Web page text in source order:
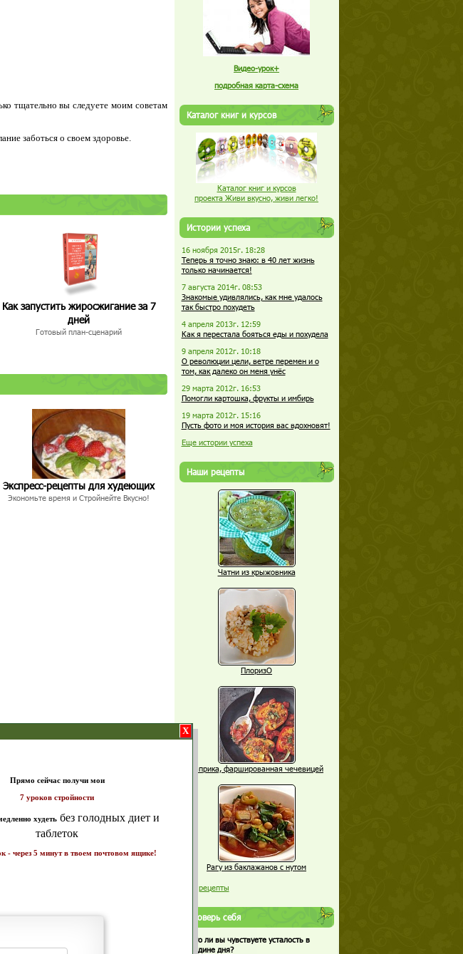
тщательно вы следуете моим советам
заботься о своем здоровье.
Как запустить жиросжигание за 7
дней
Готовый план-сценарий
Экспресс-рецепты для худеющих
Экономьте время и Стройнейте Вкусно!
Видео-урок+
подробная карта-схема
Каталог книг и курсов
Каталог книг и курсов
проекта Живи вкусно, живи легко!
Истории успеха
16 ноября 2015г. 18:28
Теперь я точно знаю: в 40 лет жизнь
только начинается!
7 августа 2014г. 08:53
Знакомые удивлялись, как мне удалось
так быстро похудеть
4 апреля 2013г. 12:59
Как я перестала бояться еды и похудела
9 апреля 2012г. 10:18
О революции цели, ветре перемен и о
том, как далеко он меня унёс
29 марта 2012г. 16:53
Помогли картошка, фрукты и имбирь
19 марта 2012г. 15:16
Пусть фото и моя история вас вдохновят!
Еще истории успеха
Наши рецепты
Чатни из крыжовника
ПлоризО
Паприка, фаршированная чечевицей
Рагу из баклажанов с нутом
Еще рецепты
Проверь себя
Часто ли вы чувствуете усталость в
середине дня?
X
Прямо сейчас получи мои
7 уроков стройности
худеть без голодных диет и
таблеток
- через 5 минут в твоем почтовом ящике!